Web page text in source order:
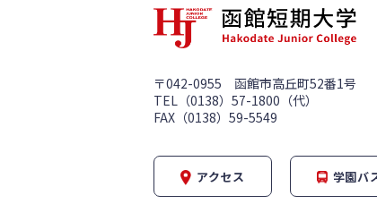
〒042-0955 函館市高丘町52番1号
TEL（0138）57-1800（代）
FAX（0138）59-5549
アクセス 学園バ